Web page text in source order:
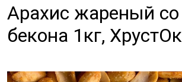
Арахис жареный
бекона 1кг, ХрустОк